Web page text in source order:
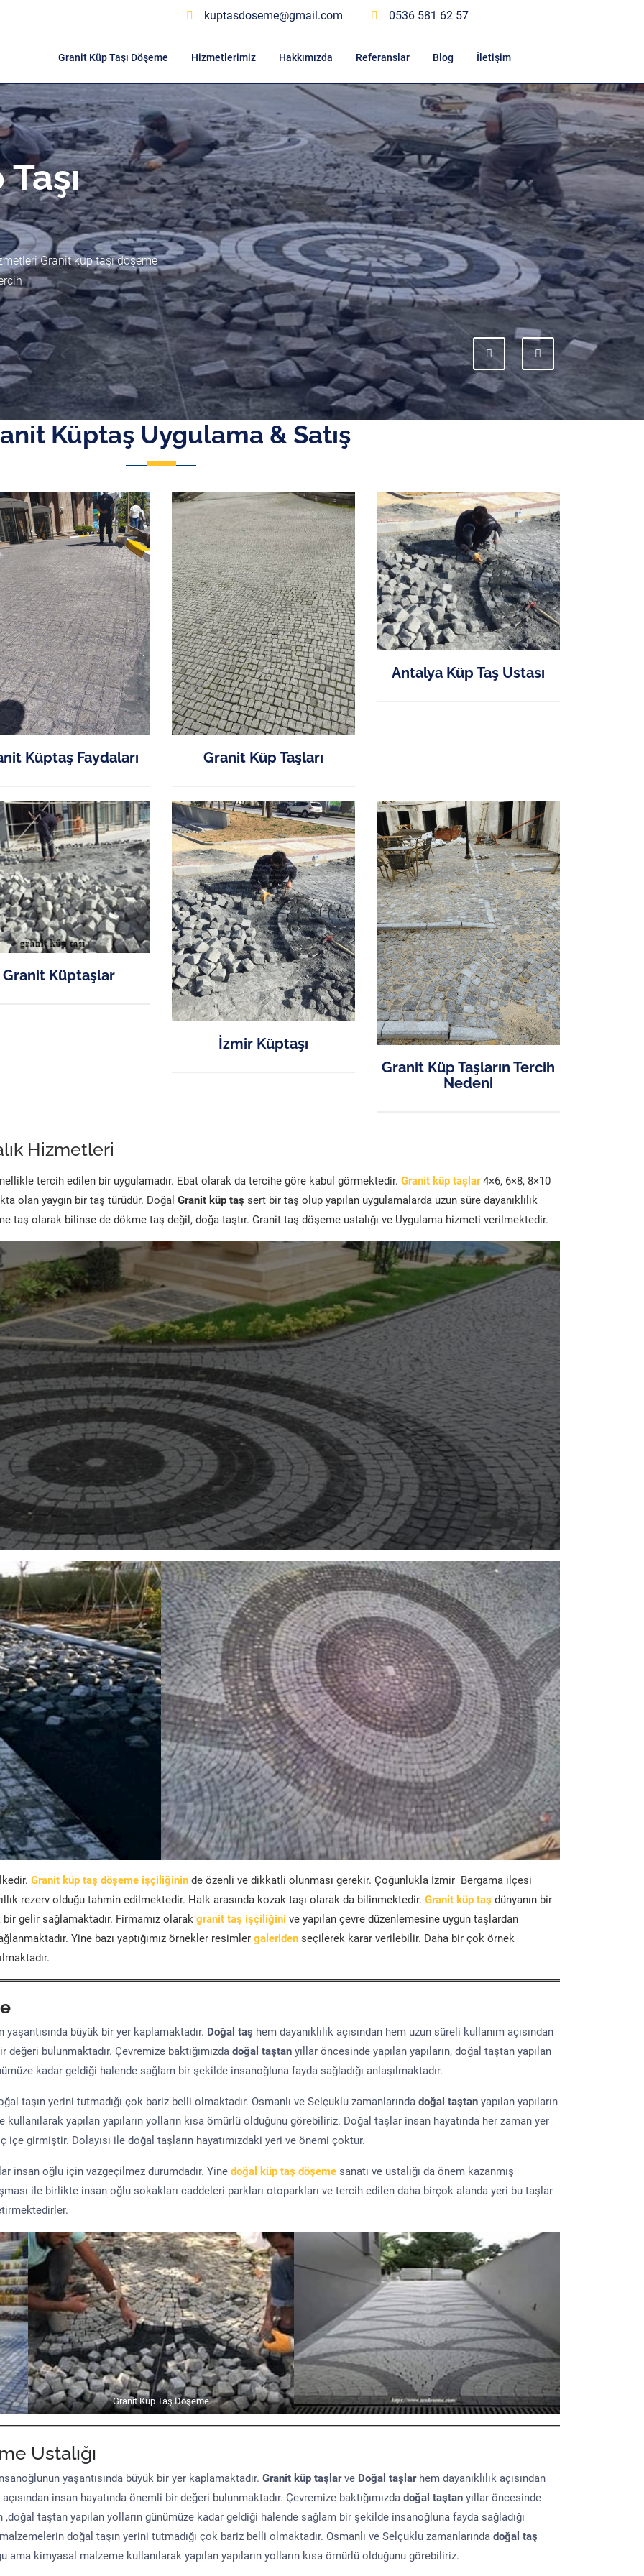
kuptasdoseme@gmail.com 0536 581 62 57
Granit Küp Taşı Döşeme Hizmetlerimiz Hakkımızda Referanslar Blog İletişim
Granit küp taşı döşeme
Previous Next
Küptaş Uygulama & Satış
Küptaş Faydaları Granit Küp Taşları
Antalya Küp Taş Ustası
Granit Küptaşlar
İzmir Küptaşı
Granit Küp Taşların Tercih
Nedeni
Hizmetleri
tercih edilen bir uygulamadır. Ebat olarak da tercihe göre kabul görmektedir. Granit küp taşlar 4×6, 6×8, 8×10
olan yaygın bir taş türüdür. Doğal Granit küp taş sert bir taş olup yapılan uygulamalarda uzun süre dayanıklılık
taş olarak bilinse de dökme taş değil, doğa taştır. Granit taş döşeme ustalığı ve Uygulama hizmeti verilmektedir.
Granit küp taş döşeme işçiliğinin de özenli ve dikkatli olunması gerekir. Çoğunlukla İzmir Bergama ilçesi
rezerv olduğu tahmin edilmektedir. Halk arasında kozak taşı olarak da bilinmektedir. Granit küp taş dünyanın bir
gelir sağlamaktadır. Firmamız olarak granit taş işçiliğini ve yapılan çevre düzenlemesine uygun taşlardan
Yine bazı yaptığımız örnekler resimler galeriden seçilerek karar verilebilir. Daha bir çok örnek
büyük bir yer kaplamaktadır. Doğal taş hem dayanıklılık açısından hem uzun süreli kullanım açısından
değeri bulunmaktadır. Çevremize baktığımızda doğal taştan yıllar öncesinde yapılan yapıların, doğal taştan yapılan
kadar geldiği halende sağlam bir şekilde insanoğluna fayda sağladığı anlaşılmaktadır.
taşın yerini tutmadığı çok bariz belli olmaktadır. Osmanlı ve Selçuklu zamanlarında doğal taştan yapılan yapıların
yapılan yapıların yolların kısa ömürlü olduğunu görebiliriz. Doğal taşlar insan hayatında her zaman yer
girmiştir. Dolayısı ile doğal taşların hayatımızdaki yeri ve önemi çoktur.
insan oğlu için vazgeçilmez durumdadır. Yine doğal küp taş döşeme sanatı ve ustalığı da önem kazanmış
ile birlikte insan oğlu sokakları caddeleri parkları otoparkları ve tercih edilen daha birçok alanda yeri bu taşlar
Granit Küp Taş Döşeme
Ustalığı
yaşantısında büyük bir yer kaplamaktadır. Granit küp taşlarve Doğal taşlar hem dayanıklılık açısından
insan hayatında önemli bir değeri bulunmaktadır. Çevremize baktığımızda doğal taştan yıllar öncesinde
,doğal taştan yapılan yolların günümüze kadar geldiği halende sağlam bir şekilde insanoğluna fayda sağladığı
doğal taşın yerini tutmadığı çok bariz belli olmaktadır. Osmanlı ve Selçuklu zamanlarında doğal taş
ama kimyasal malzeme kullanılarak yapılan yapıların yolların kısa ömürlü olduğunu görebiliriz.